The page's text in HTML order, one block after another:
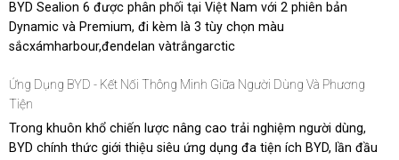
BYD Sealion 6 được phân phối tại Việt Nam với 2 phiên bản
Dynamic và Premium, đi kèm là 3 tùy chọn màu
sắcxámharbour,đendelan vàtrắngarctic
Ứng Dụng BYD - Kết Nối Thông Minh Giữa Người Dùng Và Phương
Tiện
Trong khuôn khổ chiến lược nâng cao trải nghiệm người dùng,
BYD chính thức giới thiệu siêu ứng dụng đa tiện ích BYD, lần đầu